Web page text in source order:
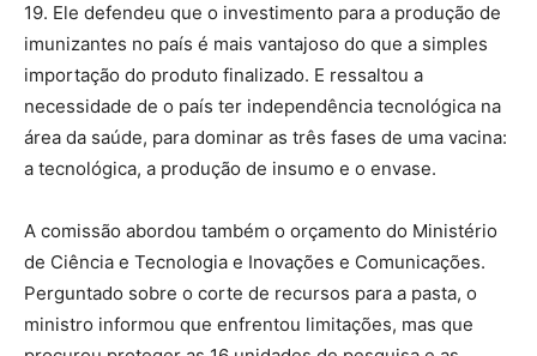
19. Ele defendeu que o investimento para a produção de
imunizantes no país é mais vantajoso do que a simples
importação do produto finalizado. E ressaltou a
necessidade de o país ter independência tecnológica na
área da saúde, para dominar as três fases de uma vacina:
a tecnológica, a produção de insumo e o envase.
A comissão abordou também o orçamento do Ministério
de Ciência e Tecnologia e Inovações e Comunicações.
Perguntado sobre o corte de recursos para a pasta, o
ministro informou que enfrentou limitações, mas que